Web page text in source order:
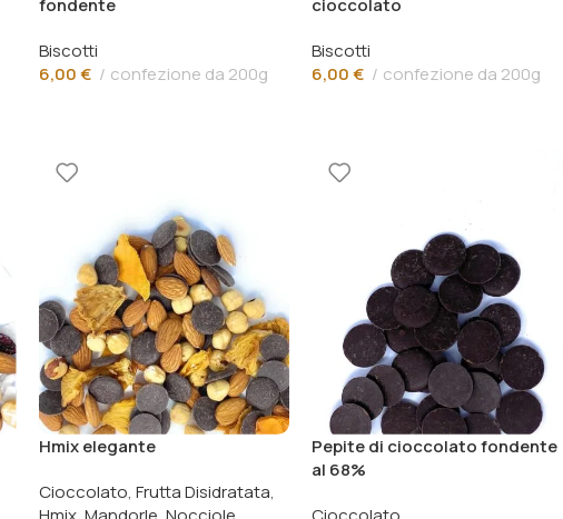
fondente
Biscotti
6,00€ confezione da 200g
cioccolato
Biscotti
6,00€ confezione da 200g
Hmix elegante
Cioccolato, Frutta Disidratata,
Pepite di cioccolato fondente
al 68%